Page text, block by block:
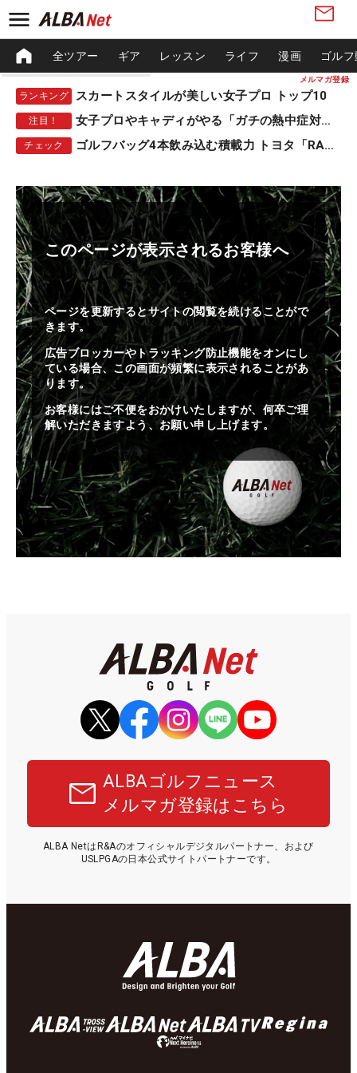
メルマガ登録
全ツアー ギア レッスン ライフ 漫画 ゴル
ランキング スカートスタイルが美しい女子プロ トップ10
注目！ 女子プロやキャディがやる「ガチの熱中症対策」
チェック ゴルフバッグ4本飲み込む積載力 トヨタ「RAV4」
このページが表示されるお客様へ
ページを更新するとサイトの閲覧を続けることがで
きます。
広告ブロッカーやトラッキング防止機能をオンにし
ている場合、この画面が頻繁に表示されることがあ
ります。
お客様にはご不便をおかけいたしますが、何卒ご理
解いただきますよう、お願い申し上げます。
ALBAゴルフニュース
メルマガ登録はこちら
ALBA NetはR&Aのオフィシャルデジタルパートナー、および
USLPGAの日本公式サイトパートナーです。